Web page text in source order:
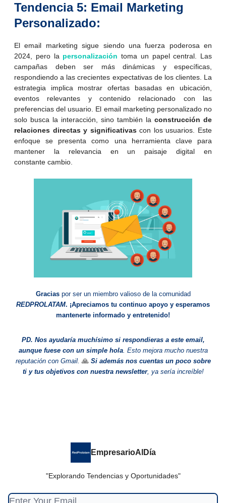
Tendencia 5: Email Marketing
Personalizado:
El email marketing sigue siendo una fuerza poderosa en
2024, pero la personalización toma un papel central. Las
campañas deben ser más dinámicas y específicas,
respondiendo a las crecientes expectativas de los clientes. La
estrategia implica mostrar ofertas basadas en ubicación,
eventos relevantes y contenido relacionado con las
preferencias del usuario. El email marketing personalizado no
solo busca la interacción, sino también la construcción de
relaciones directas y significativascon los usuarios. Este
enfoque se presenta como una herramienta clave para
mantener la relevancia en un paisaje digital en
constante cambio.
Gracias por ser un miembro valioso de la comunidad
REDPROLATAM. ¡Apreciamos tu continuo apoyo y esperamos
mantenerte informado y entretenido!
PD. Nos ayudaría muchísimo si respondieras a este email,
aunque fuese con un simple hola. Esto mejora mucho nuestra
reputación con Gmail. 🙏 Si además nos cuentas un poco sobre
ti y tus objetivos con nuestra newsletter, ya sería increíble!
EmpresarioAlDía
"Explorando Tendencias y Oportunidades"